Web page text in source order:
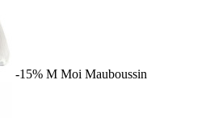
-15% M Moi Mauboussin